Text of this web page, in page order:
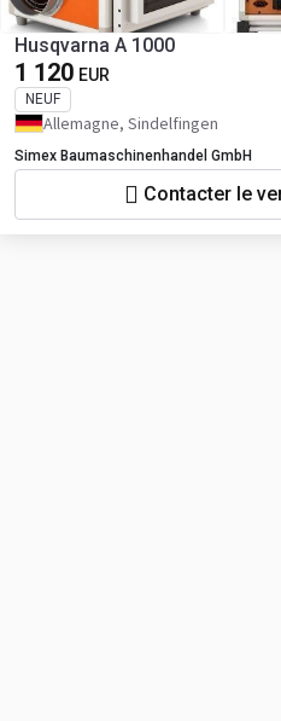
Husqvarna A 1000
1 120 EUR
NEUF
Allemagne, Sindelfingen
Simex Baumaschinenhandel GmbH
Contacter le